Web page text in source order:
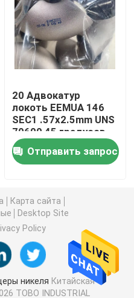
20 Адвокатур
локоть EEMUA 146
SEC1 .57x2.5mm UNS
70600 45 градусов
Отправить запрос
Карта сайта
Desktop Site
Policy
никеля Китайская
TOBO INDUSTRIAL